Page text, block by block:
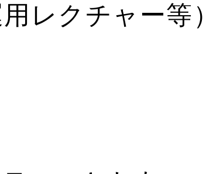
レクチャー等）